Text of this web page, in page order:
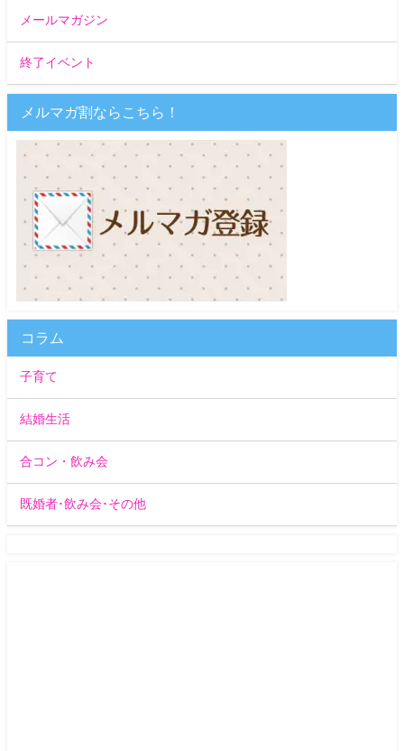
メールマガジン
終了イベント
メルマガ割ならこちら！
コラム
子育て
結婚生活
合コン・飲み会
既婚者･飲み会･その他